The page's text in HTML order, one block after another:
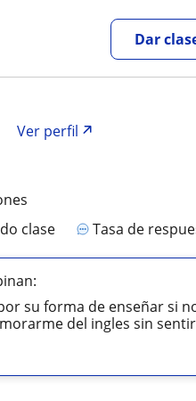
Dar
Ver perfil
clase Tasa de
su forma de enseñar si
del ingles sin